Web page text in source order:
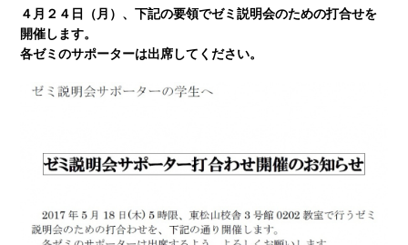
４月２４日（月）、下記の要領でゼミ説明会のための打合せを
開催します。
各ゼミのサポーターは出席してください。